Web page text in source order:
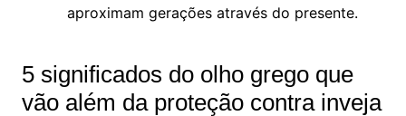
aproximam gerações através do presente.
5 significados do olho grego que
vão além da proteção contra inveja